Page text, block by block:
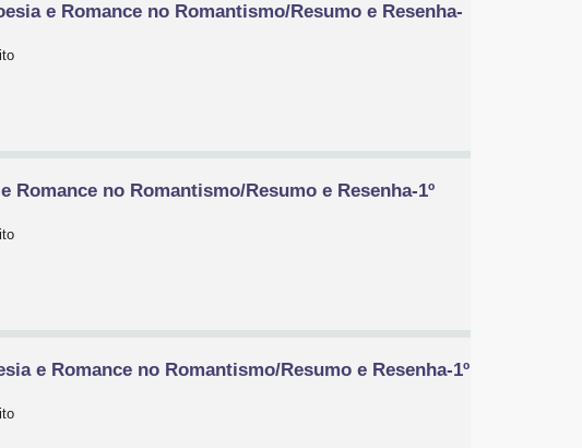
e Romance no Romantismo/Resumo e Resenha-
no Romantismo/Resumo e Resenha-1º
e Romance no Romantismo/Resumo e Resenha-1º